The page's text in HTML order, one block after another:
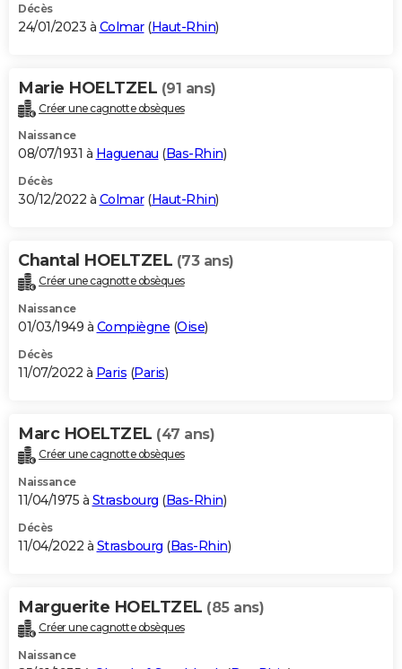
Décès
24/01/2023 à Colmar(Haut-Rhin)
Marie HOELTZEL (91 ans)
Créer une cagnotte obsèques
Naissance
08/07/1931 à Haguenau (Bas-Rhin)
Décès
30/12/2022 à Colmar(Haut-Rhin)
Chantal HOELTZEL (73 ans)
Créer une cagnotte obsèques
Naissance
01/03/1949 à Compiègne (Oise)
Décès
11/07/2022 à Paris (Paris)
Marc HOELTZEL (47 ans)
Créer une cagnotte obsèques
Naissance
11/04/1975 à Strasbourg (Bas-Rhin)
Décès
11/04/2022 à Strasbourg (Bas-Rhin)
Marguerite HOELTZEL (85 ans)
Créer une cagnotte obsèques
Naissance